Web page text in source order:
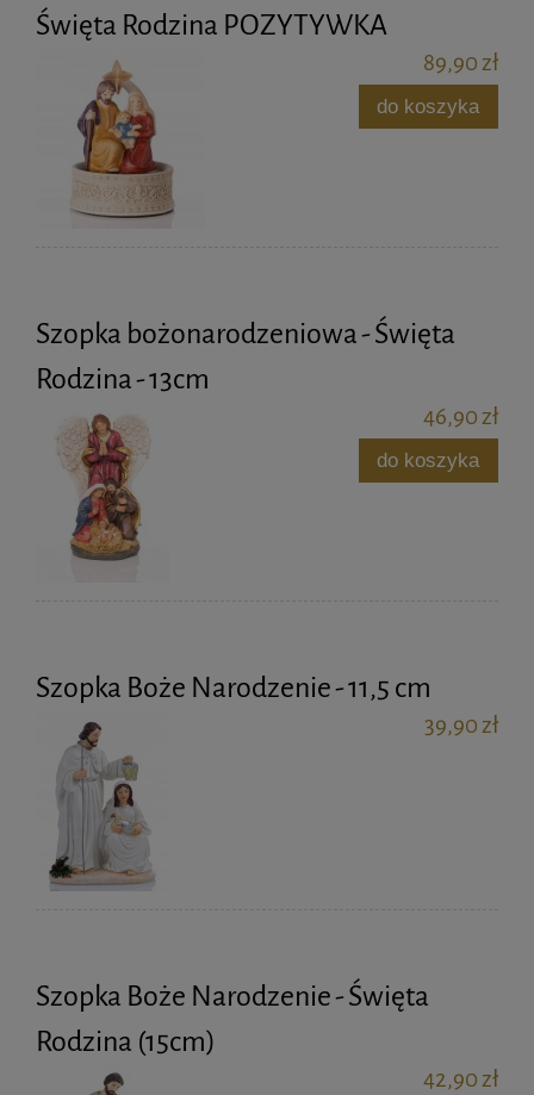
Święta Rodzina POZYTYWKA
89,90 zł
do koszyka
Szopka bożonarodzeniowa - Święta
Rodzina - 13cm
46,90 zł
do koszyka
Szopka Boże Narodzenie - 11,5 cm
39,90 zł
Szopka Boże Narodzenie - Święta
Rodzina (15cm)
42,90 zł